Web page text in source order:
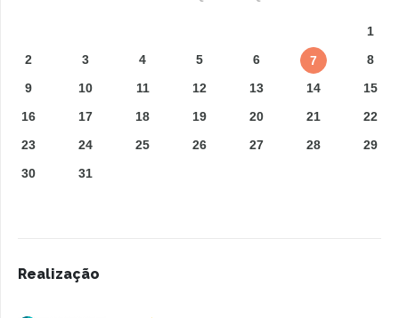
1
2
3 4 5 6 7
8
9
10 11 12 13 14
15
16
17 18 19 20 21
22
23
24 25 26 27 28
29
30
31
Realização